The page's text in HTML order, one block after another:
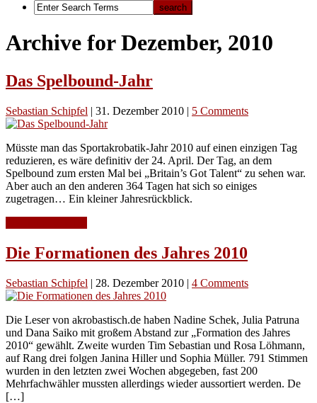
Archive for Dezember, 2010
Das Spelbound-Jahr
Sebastian Schipfel | 31. Dezember 2010 | 5 Comments
Müsste man das Sportakrobatik-Jahr 2010 auf einen einzigen Tag
reduzieren, es wäre definitiv der 24. April. Der Tag, an dem
Spelbound zum ersten Mal bei „Britain’s Got Talent“ zu sehen war.
Aber auch an den anderen 364 Tagen hat sich so einiges
zugetragen… Ein kleiner Jahresrückblick.
Die Formationen des Jahres 2010
Sebastian Schipfel | 28. Dezember 2010 | 4 Comments
Die Leser von akrobastisch.de haben Nadine Schek, Julia Patruna
und Dana Saiko mit großem Abstand zur „Formation des Jahres
2010“ gewählt. Zweite wurden Tim Sebastian und Rosa Löhmann,
auf Rang drei folgen Janina Hiller und Sophia Müller. 791 Stimmen
wurden in den letzten zwei Wochen abgegeben, fast 200
Mehrfachwähler mussten allerdings wieder aussortiert werden. De
[…]